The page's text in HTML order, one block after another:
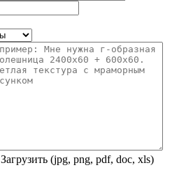
Загрузить (jpg, png, pdf, doc, xls)